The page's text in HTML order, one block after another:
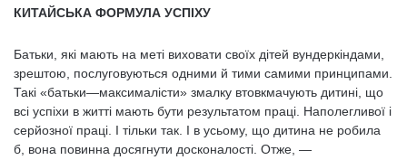
КИТАЙСЬКА ФОРМУЛА УСПІХУ
Батьки, які мають на меті виховати своїх дітей вундеркіндами,
зрештою, послуговуються одними й тими самими принципами.
Такі «батьки—максималісти» змалку втовкмачують дитині, що
всі успіхи в житті мають бути результатом праці. Наполегливої і
серйозної праці. І тільки так. І в усьому, що дитина не робила
б, вона повинна досягнути досконалості. Отже, —